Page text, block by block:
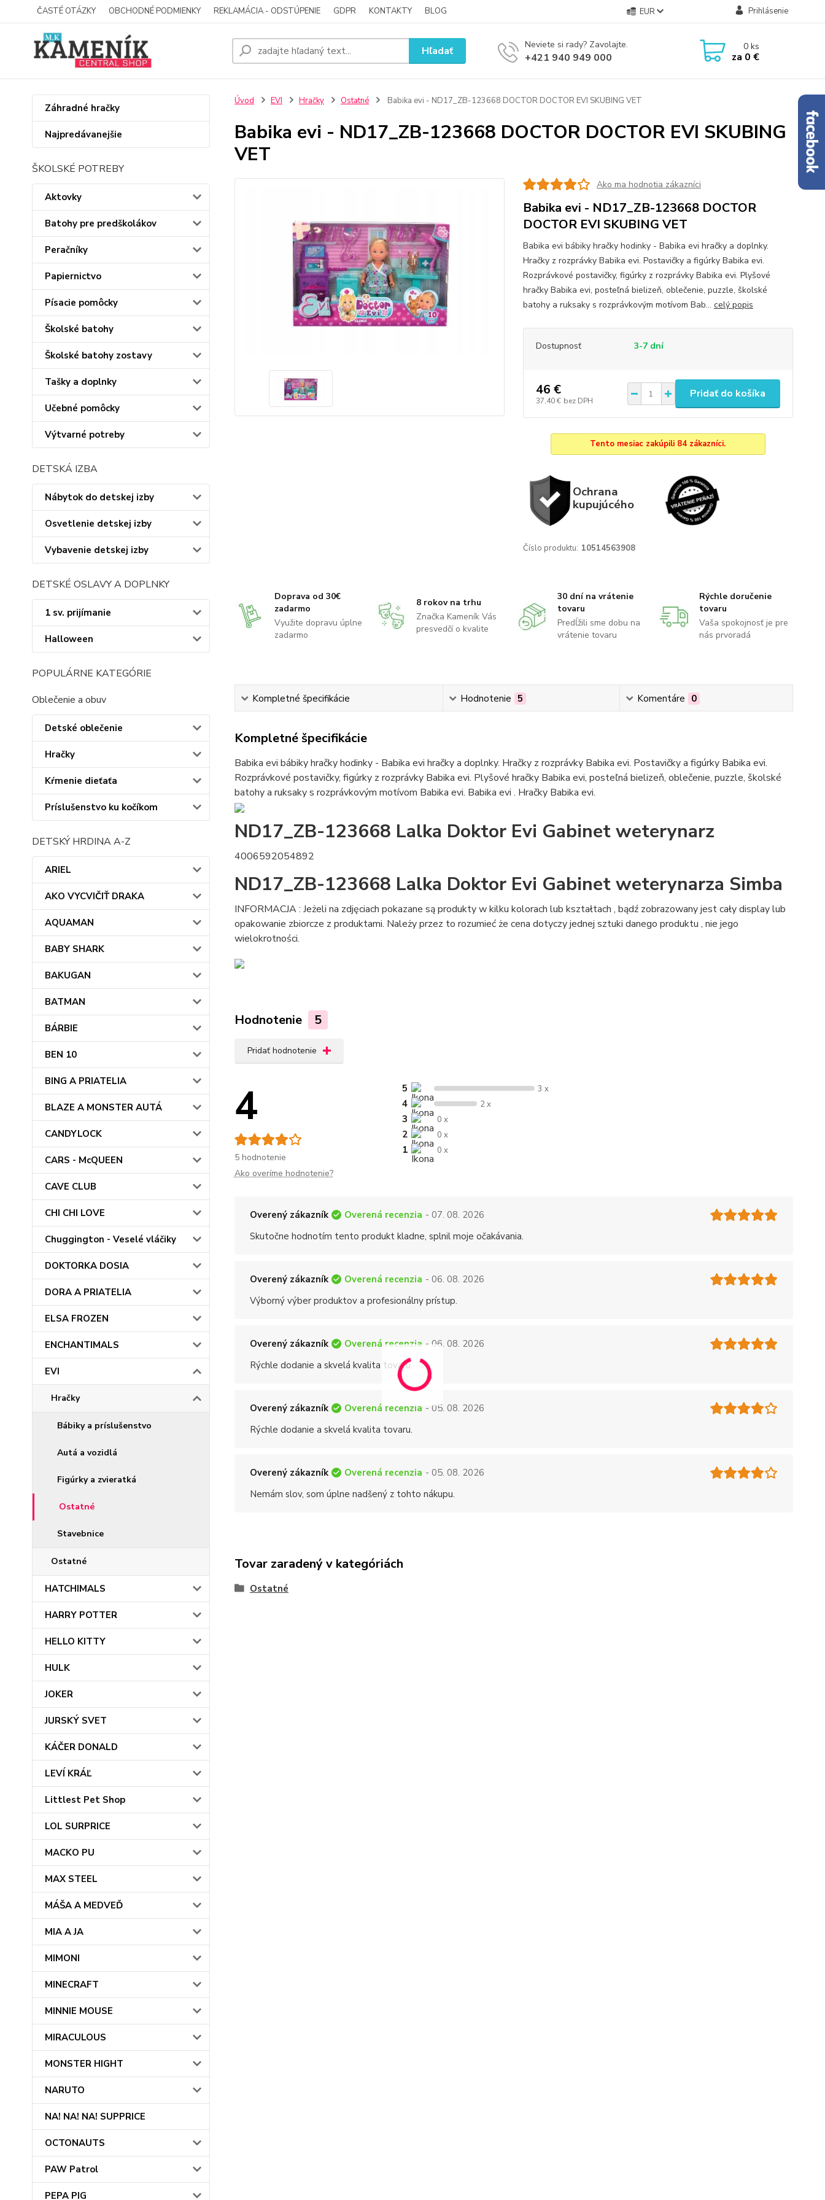
ČASTÉ OTÁZKY OBCHODNÉ PODMIENKY REKLAMÁCIA - ODSTÚPENIE GDPR KONTAKTY BLOG EUR Prihlásenie
Hľadať Neviete si rady? Zavolajte.
+421 940 949 000
0ks
za 0 €
Záhradné hračky
Najpredávanejšie
ŠKOLSKÉ POTREBY
Aktovky
Batohy pre predškolákov
Peračníky
Papiernictvo
Písacie pomôcky
Školské batohy
Školské batohy zostavy
Tašky a doplnky
Učebné pomôcky
Výtvarné potreby
DETSKÁ IZBA
Nábytok do detskej izby
Osvetlenie detskej izby
Vybavenie detskej izby
DETSKÉ OSLAVY A DOPLNKY
1 sv. prijímanie
Halloween
POPULÁRNE KATEGÓRIE
Oblečenie a obuv
Detské oblečenie
Hračky
Kŕmenie dieťaťa
Príslušenstvo ku kočíkom
DETSKÝ HRDINA A-Z
ARIEL
AKO VYCVIČIŤ DRAKA
AQUAMAN
BABY SHARK
BAKUGAN
BATMAN
BÁRBIE
BEN 10
BING A PRIATELIA
BLAZE A MONSTER AUTÁ
CANDYLOCK
CARS - McQUEEN
CAVE CLUB
CHI CHI LOVE
Chuggington - Veselé vláčiky
DOKTORKA DOSIA
DORA A PRIATELIA
ELSA FROZEN
ENCHANTIMALS
EVI
Hračky
Bábiky a príslušenstvo
Autá a vozidlá
Figúrky a zvieratká
Ostatné
Stavebnice
Ostatné
HATCHIMALS
HARRY POTTER
HELLO KITTY
HULK
JOKER
JURSKÝ SVET
KÁČER DONALD
LEVÍ KRÁĽ
Littlest Pet Shop
LOL SURPRICE
MACKO PU
MAX STEEL
MÁŠA A MEDVEĎ
MIA A JA
MIMONI
MINECRAFT
MINNIE MOUSE
MIRACULOUS
MONSTER HIGHT
NARUTO
NA! NA! NA! SUPPRICE
OCTONAUTS
PAW Patrol
PEPA PIG
Úvod EVI Hračky Ostatné Babika evi - ND17_ZB-123668 DOCTOR DOCTOR EVI SKUBING VET
Babika evi - ND17_ZB-123668 DOCTOR DOCTOR EVI SKUBING
VET
Ako ma hodnotia zákazníci
Babika evi - ND17_ZB-123668 DOCTOR
DOCTOR EVI SKUBING VET
Babika evi bábiky hračky hodinky - Babika evi hračky a doplnky.
Hračky z rozprávky Babika evi. Postavičky a figúrky Babika evi.
Rozprávkové postavičky, figúrky z rozprávky Babika evi. Plyšové
hračky Babika evi, posteľná bielizeň, oblečenie, puzzle, školské
batohy a ruksaky s rozprávkovým motívom Bab... celý popis
Dostupnosť 3-7 dní
46 €
37,40 € bez DPH
Pridať do košíka
Tento mesiac zakúpili 84 zákazníci.
Ochrana
kupujúcého
Číslo produktu: 10514563908
Doprava od 30€
zadarmo
Využite dopravu úplne
zadarmo
8 rokov na trhu
Značka Kameník Vás
presvedčí o kvalite
30 dní na vrátenie
tovaru
Predĺžili sme dobu na
vrátenie tovaru
Rýchle doručenie
tovaru
Vaša spokojnosť je pre
nás prvoradá
Kompletné špecifikácie Hodnotenie 5 Komentáre 0
Kompletné špecifikácie
Babika evi bábiky hračky hodinky - Babika evi hračky a doplnky. Hračky z rozprávky Babika evi. Postavičky a figúrky Babika evi.
Rozprávkové postavičky, figúrky z rozprávky Babika evi. Plyšové hračky Babika evi, posteľná bielizeň, oblečenie, puzzle, školské
batohy a ruksaky s rozprávkovým motívom Babika evi. Babika evi . Hračky Babika evi.
ND17_ZB-123668 Lalka Doktor Evi Gabinet weterynarz
4006592054892
ND17_ZB-123668 Lalka Doktor Evi Gabinet weterynarza Simba
INFORMACJA : Jeżeli na zdjęciach pokazane są produkty w kilku kolorach lub kształtach , bądź zobrazowany jest cały display lub
opakowanie zbiorcze z produktami. Należy przez to rozumieć że cena dotyczy jednej sztuki danego produktu , nie jego
wielokrotności.
Hodnotenie 5
Pridať hodnotenie
4
5 hodnotenie
5 3 x
4 2 x
3 0 x
2 0 x
1 0 x
Ako overíme hodnotenie?
Overený zákazník Overená recenzia - 07. 08. 2026
Skutočne hodnotím tento produkt kladne, splnil moje očakávania.
Overený zákazník Overená recenzia - 06. 08. 2026
Výborný výber produktov a profesionálny prístup.
Overený zákazník Overená recenzia - 06. 08. 2026
Rýchle dodanie a skvelá kvalita tovaru.
Overený zákazník Overená recenzia - 05. 08. 2026
Rýchle dodanie a skvelá kvalita tovaru.
Overený zákazník Overená recenzia - 05. 08. 2026
Nemám slov, som úplne nadšený z tohto nákupu.
Tovar zaradený v kategóriách
Ostatné